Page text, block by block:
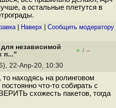
а остальные плетутся в
| Наверх Cообщить модератору
независимой
п..."
+ / –
22-Апр-20, 10:30
находясь на ролинговом
что-то собирать с
схожесть пакетов, тогда